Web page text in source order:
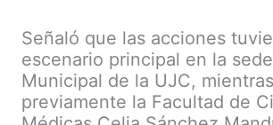
Señaló que las acciones
escenario principal en la
Municipal de la UJC, mientras
previamente la Facultad de